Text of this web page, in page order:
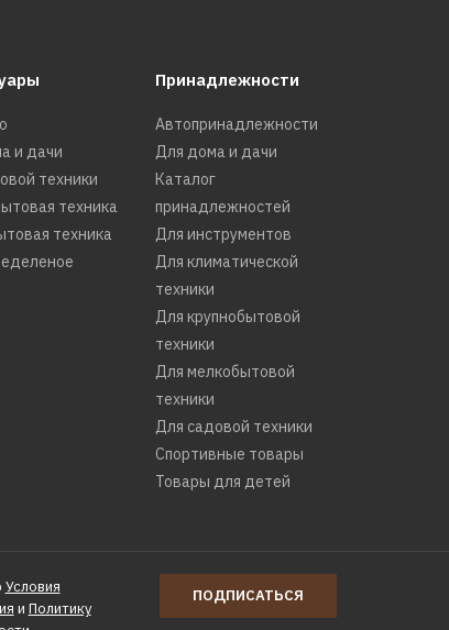
и дачи
техники
техника
техника
Принадлежности
Автопринадлежности
Для дома и дачи
Каталог
принадлежностей
Для инструментов
Для климатической
техники
Для крупнобытовой
техники
Для мелкобытовой
техники
Для садовой техники
Спортивные товары
Товары для детей
Условия
и Политику
ПОДПИСАТЬСЯ